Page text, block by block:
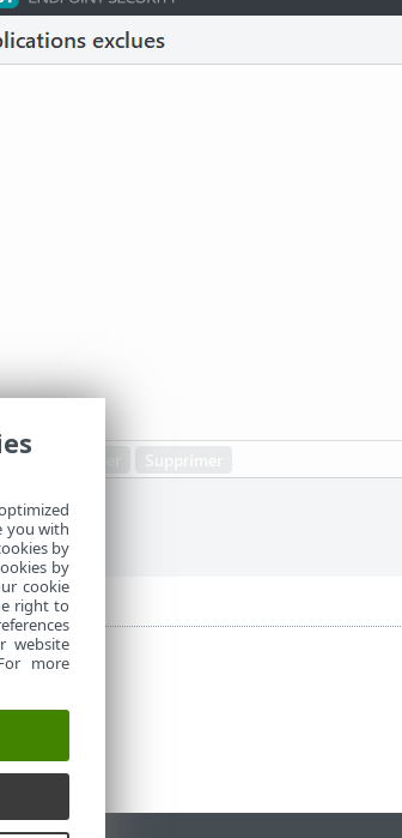
you with
by
by
cookie
right to
website
more